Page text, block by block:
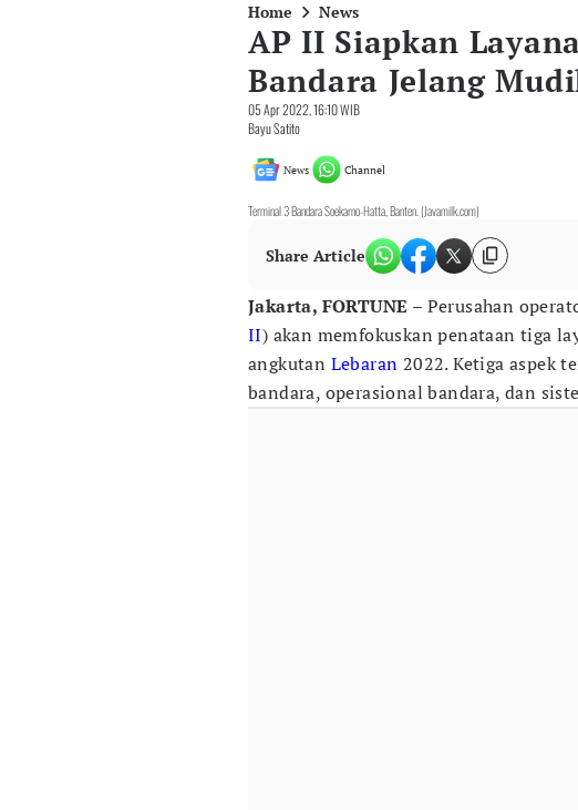
Home News
AP II Siapkan
Bandara Jelang
05 Apr 2022, 16:10 WIB
Bayu Satito
News Channel
Terminal 3 Bandara Soekarno-Hatta, Banten. (Javamilk.com)
Share Article
Jakarta, FORTUNE – Perusahan
II) akan memfokuskan penataan tiga
angkutan Lebaran 2022. Ketiga aspek
bandara, operasional bandara, dan